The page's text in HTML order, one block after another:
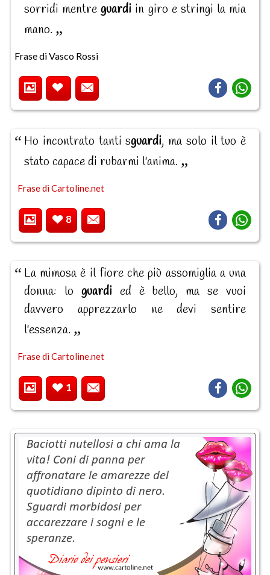
sorridi mentreguardi in giro e stringi la mia
mano.
Frase di Vasco Rossi
Ho incontrato tanti sguardi, ma solo il tuo è
stato capace di rubarmi l'anima.
Frase di Cartoline.net
8
La mimosa è il fiore che più assomiglia a una
donna: lo guardi ed è bello, ma se vuoi
davvero apprezzarlo ne devi sentire
l'essenza.
Frase di Cartoline.net
1